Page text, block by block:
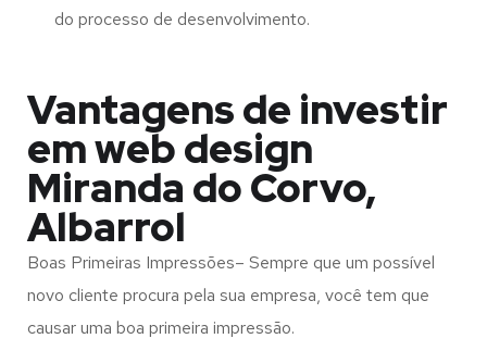
do processo de desenvolvimento.
Vantagens de investir
em web design
Miranda do Corvo,
Albarrol
Boas Primeiras Impressões– Sempre que um possível
novo cliente procura pela sua empresa, você tem que
causar uma boa primeira impressão.